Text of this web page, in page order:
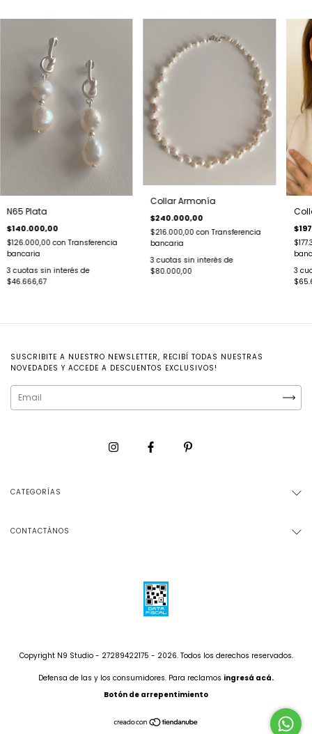
N65 Plata
$140.000,00
$126.000,00con Transferencia
bancaria
3 cuotas sin interés de
$46.666,67
Collar Armonía
$240.000,00
$216.000,00con Transferencia
bancaria
3 cuotas sin interés de
$80.000,00
3
SUSCRIBITE A NUESTRO NEWSLETTER, RECIBÍ TODAS NUESTRAS
NOVEDADES Y ACCEDE A DESCUENTOS EXCLUSIVOS!
CATEGORÍAS
CONTACTÁNOS
Copyright N9 Studio - 27289422175 - 2026. Todos los derechos reservados.
Defensa de las y los consumidores. Para reclamos ingresá acá.
Botón de arrepentimiento